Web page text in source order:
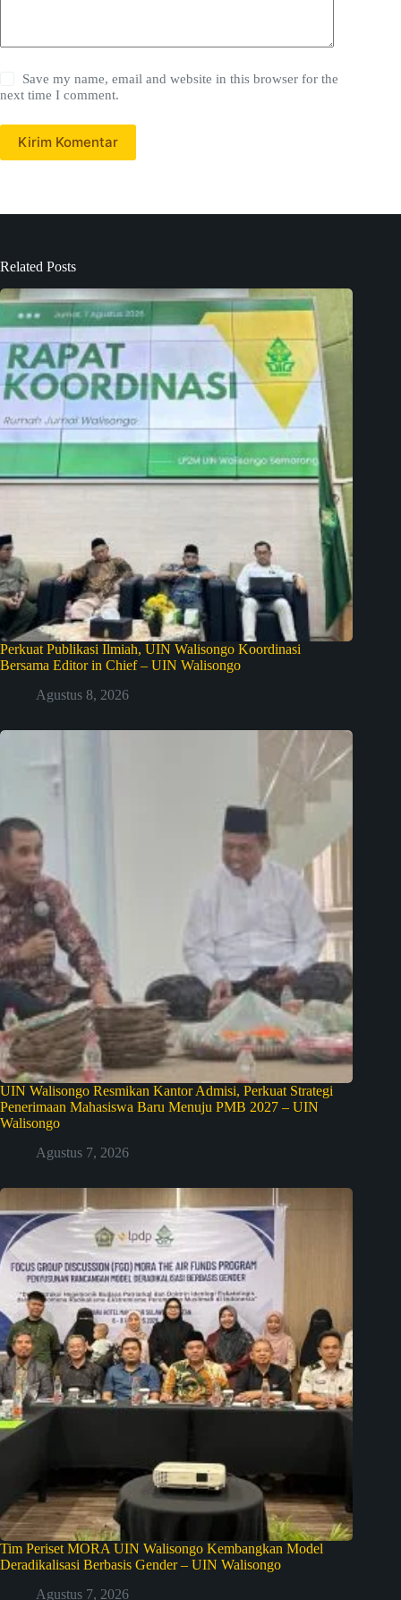
Save my name, email and website in this browser for the
next time I comment.
Kirim Komentar
Related Posts
Perkuat Publikasi Ilmiah, UIN Walisongo Koordinasi
Bersama Editor in Chief – UIN Walisongo
Agustus 8, 2026
UIN Walisongo Resmikan Kantor Admisi, Perkuat Strategi
Penerimaan Mahasiswa Baru Menuju PMB 2027 – UIN
Walisongo
Agustus 7, 2026
Tim Periset MORA UIN Walisongo Kembangkan Model
Deradikalisasi Berbasis Gender – UIN Walisongo
Agustus 7, 2026